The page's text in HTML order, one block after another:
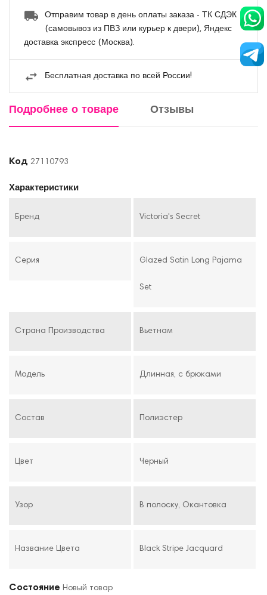
Отправим товар в день оплаты заказа - ТК СДЭК
(самовывоз из ПВЗ или курьер к двери), Яндекс
доставка экспресс (Москва).
Бесплатная доставка по всей России!
Подробнее о товаре Отзывы
Код 27110793
Характеристики
Бренд Victoria's Secret
Серия Glazed Satin Long Pajama
Set
Страна Производства Вьетнам
Модель Длинная, с брюками
Состав Полиэстер
Цвет Черный
Узор В полоску, Окантовка
Название Цвета Black Stripe Jacquard
Состояние Новый товар